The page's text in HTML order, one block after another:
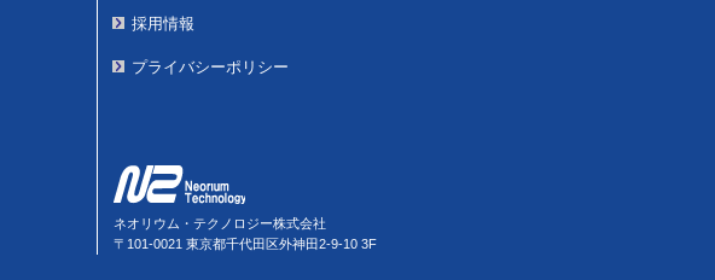
採用情報
プライバシーポリシー
ネオリウム・テクノロジー株式会社
〒101-0021 東京都千代田区外神田2-9-10 3F